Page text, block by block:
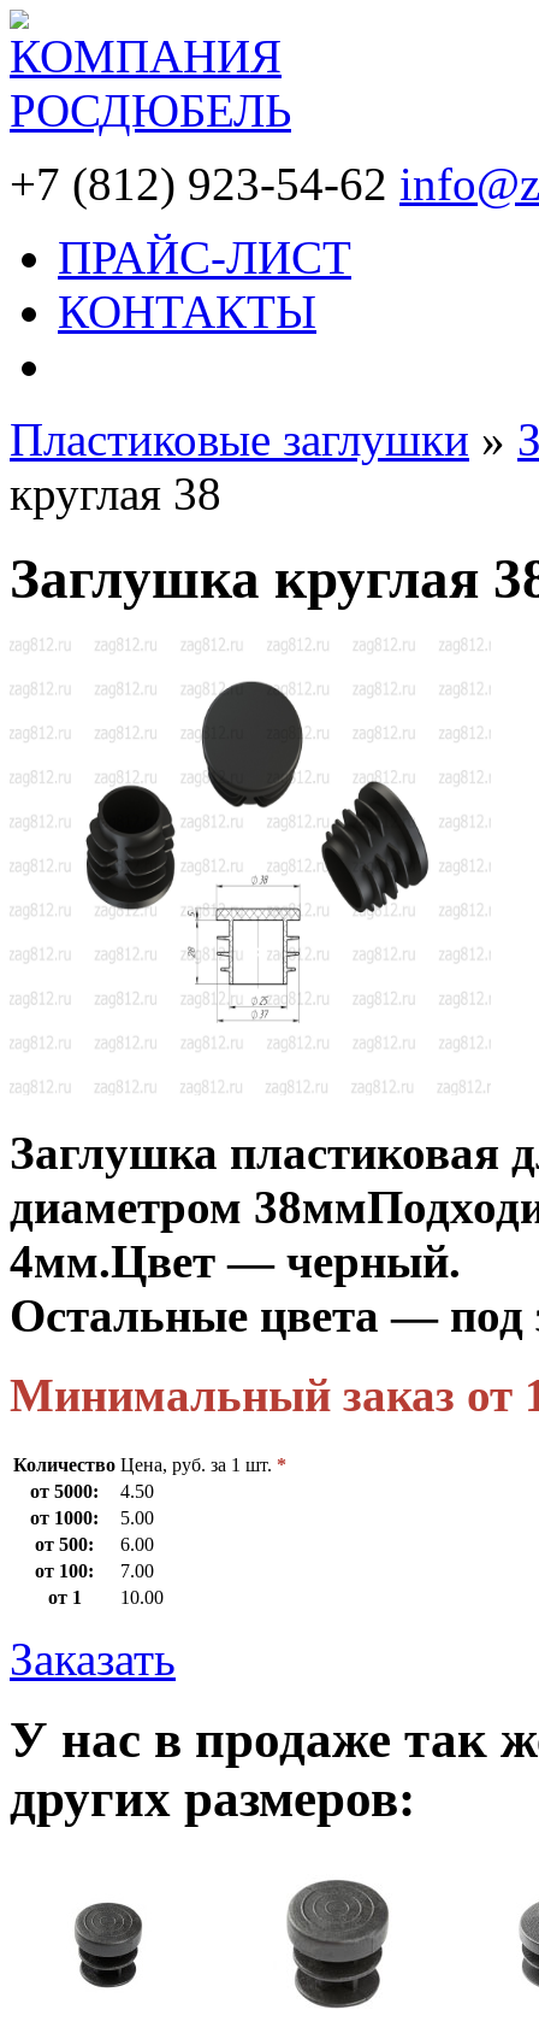
+7 (812) 923-54-62
ПРАЙС-ЛИСТ
КОНТАКТЫ
Пластиковые заглушки »
круглая 38
Заглушка круглая
Заглушка пластиковая
диаметром 38мм
4мм.Цвет — черный.
Остальные цвета — под
Минимальный заказ от
Количество Цена, руб. за 1 шт. *
от 5000:
4.50
от 1000:
5.00
от 500:
6.00
от 100:
7.00
от 1
10.00
Заказать
У нас в продаже так
других размеров: